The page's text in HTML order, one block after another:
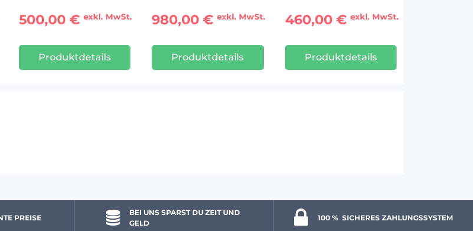
500,00 € exkl. MwSt.
Produktdetails
980,00 €exkl. MwSt.
Produktdetails
460,00 € exkl. MwSt.
Produktdetails
PREISE
BEI UNS SPARST DU ZEIT UND
GELD
100 % SICHERES ZAHLUNGSSYSTEM